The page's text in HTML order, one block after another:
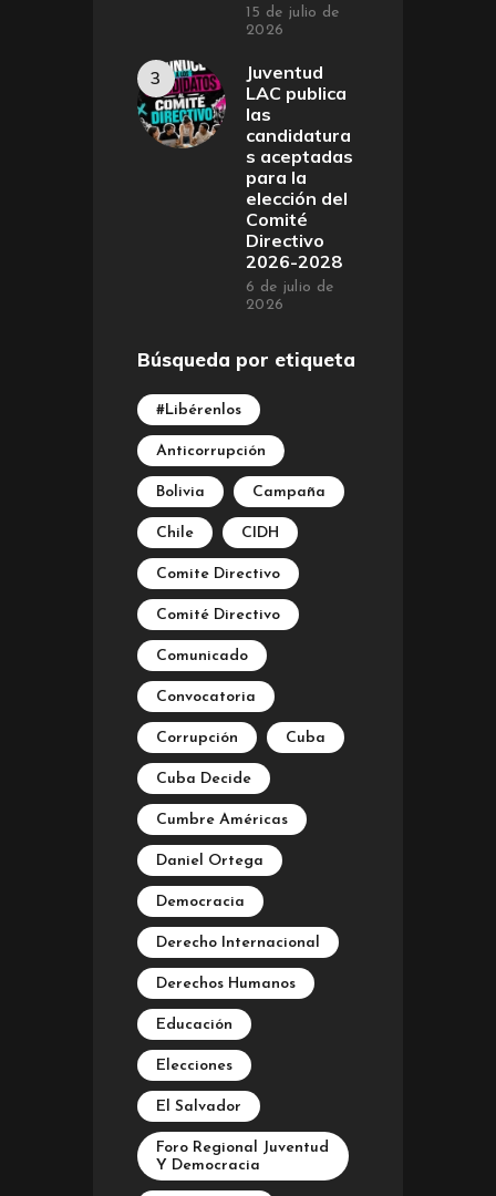
15 de julio de
2026
Juventud
LAC publica
las
candidatura
s aceptadas
para la
elección del
Comité
Directivo
2026-2028
6 de julio de
2026
Búsqueda por etiqueta
#Libérenlos
Anticorrupción
Bolivia Campaña
Chile CIDH
Comite Directivo
Comité Directivo
Comunicado
Convocatoria
Corrupción Cuba
Cuba Decide
Cumbre Américas
Daniel Ortega
Democracia
Derecho Internacional
Derechos Humanos
Educación
Elecciones
El Salvador
Foro Regional Juventud
Y Democracia